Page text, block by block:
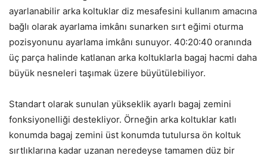
ayarlanabilir arka koltuklar diz mesafesini kullanım amacına
bağlı olarak ayarlama imkânı sunarken sırt eğimi oturma
pozisyonunu ayarlama imkânı sunuyor. 40:20:40 oranında
üç parça halinde katlanan arka koltuklarla bagaj hacmi daha
büyük nesneleri taşımak üzere büyütülebiliyor.
Standart olarak sunulan yükseklik ayarlı bagaj zemini
fonksiyonelliği destekliyor. Örneğin arka koltuklar katlı
konumda bagaj zemini üst konumda tutulursa ön koltuk
sırtlıklarına kadar uzanan neredeyse tamamen düz bir